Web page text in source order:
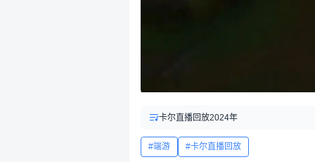
卡尔直播回放2024年
端游 卡尔直播回放